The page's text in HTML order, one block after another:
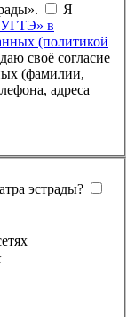
Я
в
(политикой
(фамилии,
адреса
эстрады?